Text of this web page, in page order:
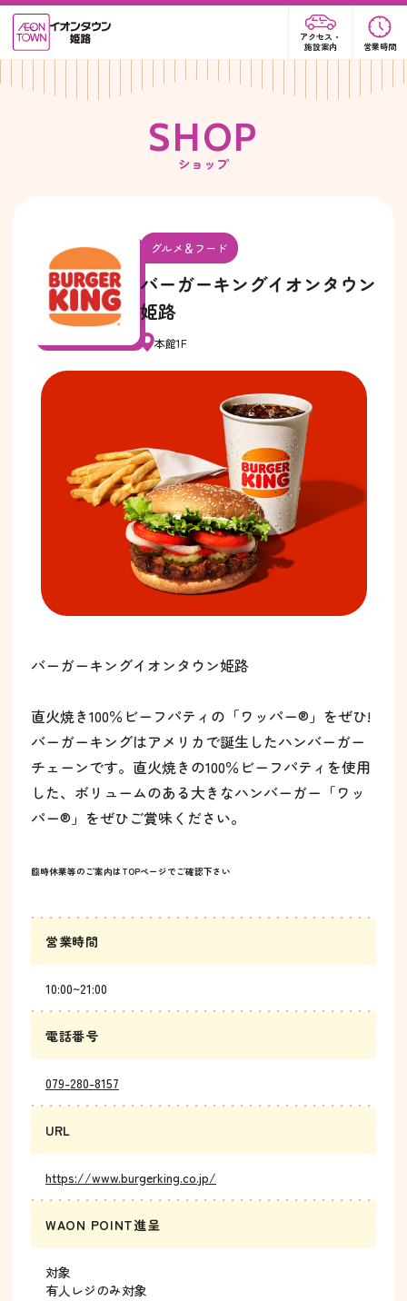
アクセス・
施設案内
営業時間
SHOP
ショップ
グルメ＆フード
バーガーキングイオンタウン
姫路
本館1F
バーガーキングイオンタウン姫路
直火焼き100％ビーフパティの「ワッパー®」をぜひ!
バーガーキングはアメリカで誕生したハンバーガー
チェーンです。直火焼きの100％ビーフパティを使用
した、ボリュームのある大きなハンバーガー「ワッ
パー®」をぜひご賞味ください。
臨時休業等のご案内はTOPページでご確認下さい
営業時間
10:00~21:00
電話番号
079-280-8157
URL
https://www.burgerking.co.jp/
WAON POINT進呈
対象
有人レジのみ対象